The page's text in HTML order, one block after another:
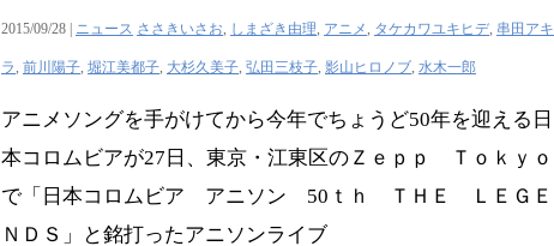
2015/09/28 | ニュース ささきいさお, しまざき由理, アニメ, タケカワユキヒデ, 串田アキ
ラ, 前川陽子, 堀江美都子, 大杉久美子, 弘田三枝子, 影山ヒロノブ, 水木一郎
アニメソングを手がけてから今年でちょうど50年を迎える日
本コロムビアが27日、東京・江東区のＺｅｐｐ Ｔｏｋｙｏ
で「日本コロムビア アニソン 50ｔｈ ＴＨＥ ＬＥＧＥ
ＮＤＳ」と銘打ったアニソンライブ